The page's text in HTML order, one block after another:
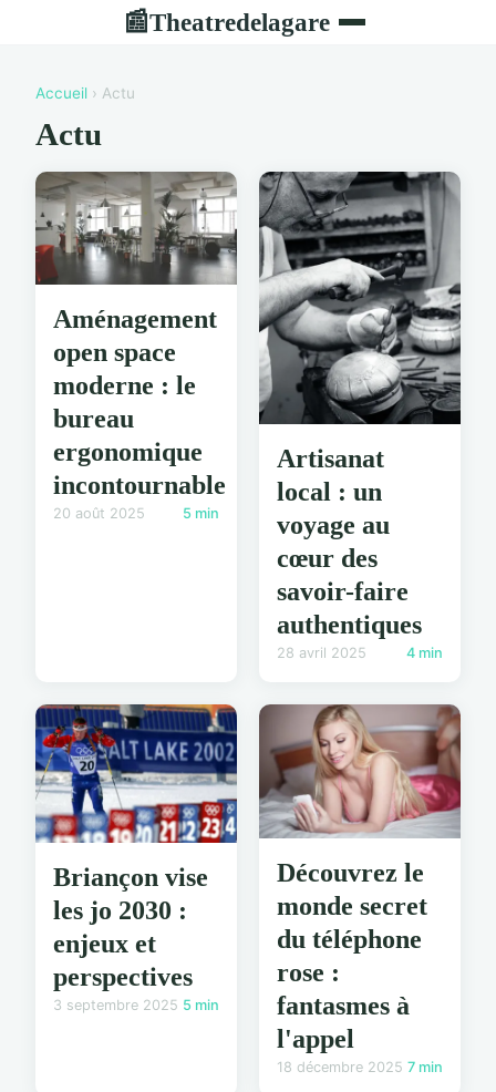
📰Theatredelagare
Accueil › Actu
Actu
Aménagement
open space
moderne : le
bureau
ergonomique
incontournable
20 août 2025 5 min
Artisanat
local : un
voyage au
cœur des
savoir-faire
authentiques
28 avril 2025 4 min
Briançon vise
les jo 2030 :
enjeux et
perspectives
3 septembre 2025 5 min
Découvrez le
monde secret
du téléphone
rose :
fantasmes à
l'appel
18 décembre 2025 7 min